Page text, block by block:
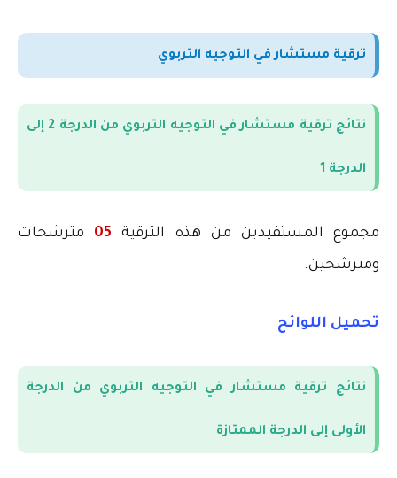
ترقية مستشار في التوجيه التربوي
نتائج ترقية مستشار في التوجيه التربوي من الدرجة 2 إلى
الدرجة 1
مجموع المستفيدين من هذه الترقية 05
مترشحات
ومترشحين.
تحميل اللوائح
نتائج ترقية مستشار في التوجيه التربوي من الدرجة
الأولى إلى الدرجة الممتازة